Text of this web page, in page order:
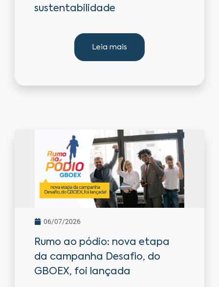
sustentabilidade
Leia mais
06/07/2026
Rumo ao pódio: nova etapa
da campanha Desafio, do
GBOEX, foi lançada